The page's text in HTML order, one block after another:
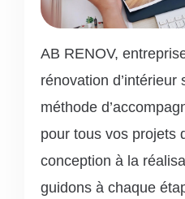
AB RENOV,
rénovation
méthode
pour tous vos projets
conception à la
guidons à chaque